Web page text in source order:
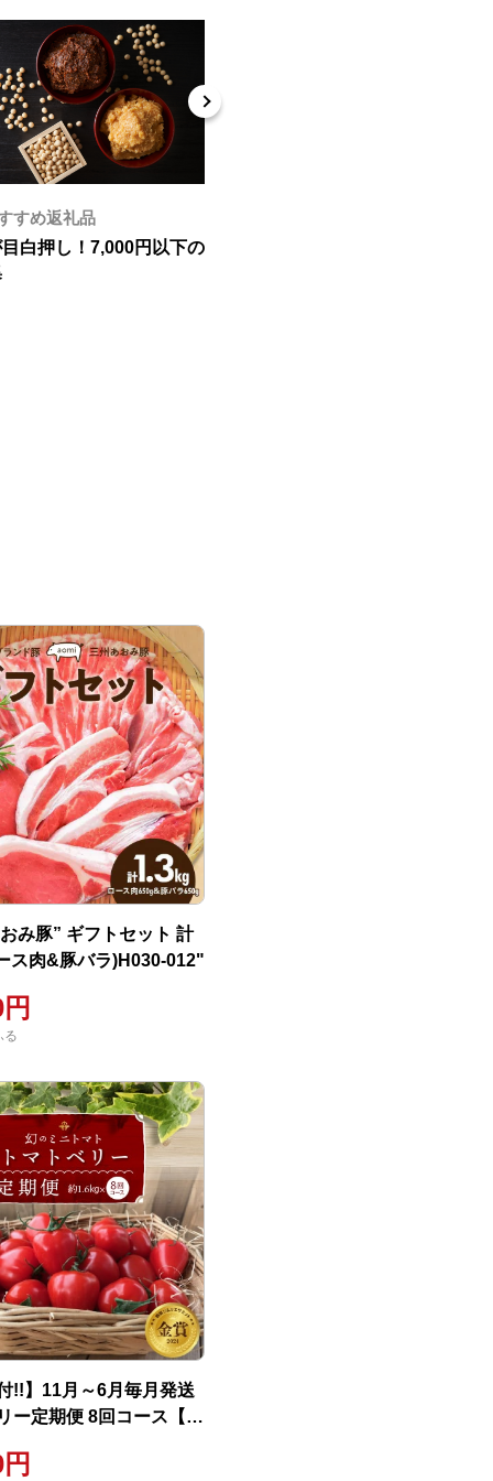
すめ返礼品
白押し！7,000円以下の
み豚” ギフトセット 計
ス肉&豚バラ)H030-012"
る
!!】11月～6月毎月発送
ー定期便 8回コース【個